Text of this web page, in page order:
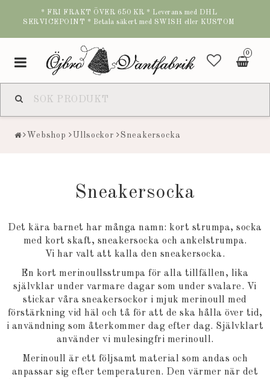
* FRI FRAKT ÖVER 650 KR * Leverans med DHL
SERVICEPOINT * Betala säkert med SWISH eller KUSTOM
0
Toggle
navigation
Webshop Ullsockor Sneakersocka
Sneakersocka
Det kära barnet har många namn: kort strumpa, socka
med kort skaft, sneakersocka och ankelstrumpa.
Vi har valt att kalla den sneakersocka.
En kort merinoullsstrumpa för alla tillfällen, lika
självklar under varmare dagar som under svalare. Vi
stickar våra sneakersockor i mjuk merinoull med
förstärkning vid häl och tå för att de ska hålla över tid,
i användning som återkommer dag efter dag. Självklart
använder vi mulesingfri merinoull.
Merinoull är ett följsamt material som andas och
anpassar sig efter temperaturen. Den värmer när det